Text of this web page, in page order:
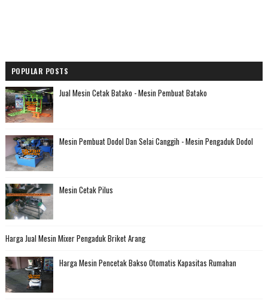
POPULAR POSTS
Jual Mesin Cetak Batako - Mesin Pembuat Batako
Mesin Pembuat Dodol Dan Selai Canggih - Mesin Pengaduk Dodol
Mesin Cetak Pilus
Harga Jual Mesin Mixer Pengaduk Briket Arang
Harga Mesin Pencetak Bakso Otomatis Kapasitas Rumahan